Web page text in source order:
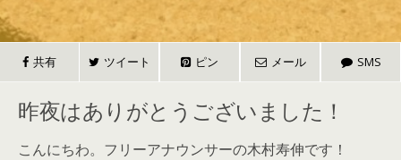
共有 ツイート ピン メール SMS
昨夜はありがとうございました！
こんにちわ。フリーアナウンサーの木村寿伸です！